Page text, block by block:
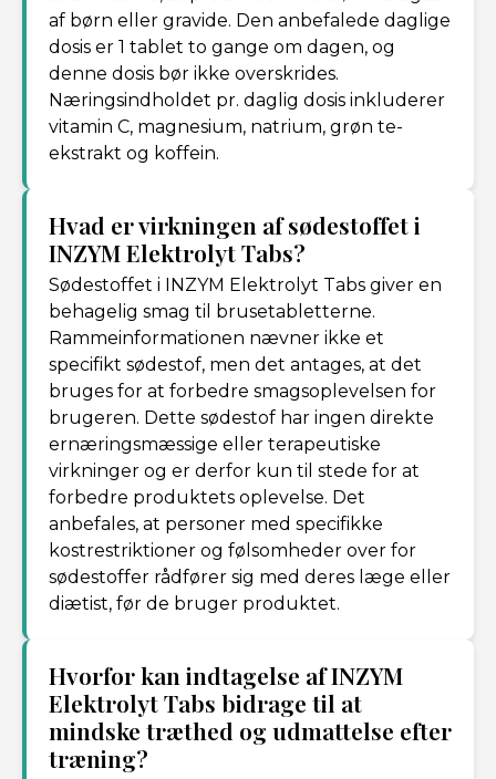
af børn eller gravide. Den anbefalede daglige
dosis er 1 tablet to gange om dagen, og
denne dosis bør ikke overskrides.
Næringsindholdet pr. daglig dosis inkluderer
vitamin C, magnesium, natrium, grøn te-
ekstrakt og koffein.
Hvad er virkningen af sødestoffet i
INZYM Elektrolyt Tabs?
Sødestoffet i INZYM Elektrolyt Tabs giver en
behagelig smag til brusetabletterne.
Rammeinformationen nævner ikke et
specifikt sødestof, men det antages, at det
bruges for at forbedre smagsoplevelsen for
brugeren. Dette sødestof har ingen direkte
ernæringsmæssige eller terapeutiske
virkninger og er derfor kun til stede for at
forbedre produktets oplevelse. Det
anbefales, at personer med specifikke
kostrestriktioner og følsomheder over for
sødestoffer rådfører sig med deres læge eller
diætist, før de bruger produktet.
Hvorfor kan indtagelse af INZYM
Elektrolyt Tabs bidrage til at
mindske træthed og udmattelse efter
træning?